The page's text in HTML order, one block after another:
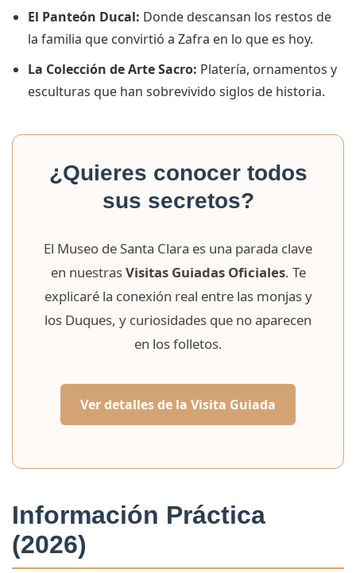
El Panteón Ducal: Donde descansan los restos de
la familia que convirtió a Zafra en lo que es hoy.
La Colección de Arte Sacro: Platería, ornamentos y
esculturas que han sobrevivido siglos de historia.
¿Quieres conocer todos
sus secretos?
El Museo de Santa Clara es una parada clave
en nuestrasVisitas Guiadas Oficiales. Te
explicaré la conexión real entre las monjas y
los Duques, y curiosidades que no aparecen
en los folletos.
Ver detalles de la Visita Guiada
Información Práctica
(2026)